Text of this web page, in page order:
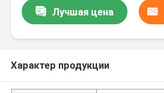
Лучшая цена
Характер продукции